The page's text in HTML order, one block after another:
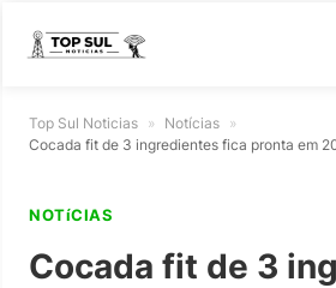
Top Sul Noticias » Notícias »
Cocada fit de 3 ingredientes fica pronta em
NOTíCIAS
Cocada fit de 3